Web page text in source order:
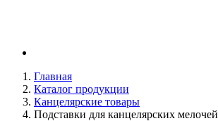
Главная
Каталог продукции
Канцелярские товары
Подставки для канцелярских мелочей